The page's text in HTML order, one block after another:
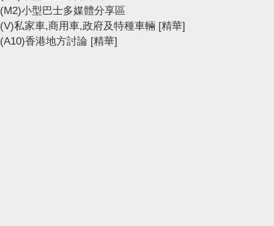
(M2)小型巴士多媒體分享區
(V)私家車,商用車,政府及特種車輛 [精華]
(A10)香港地方討論 [精華]